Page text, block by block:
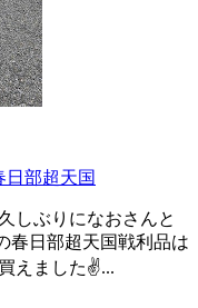
日部超天国
しぶりになおさんと
春日部超天国戦利品は
えました✌...